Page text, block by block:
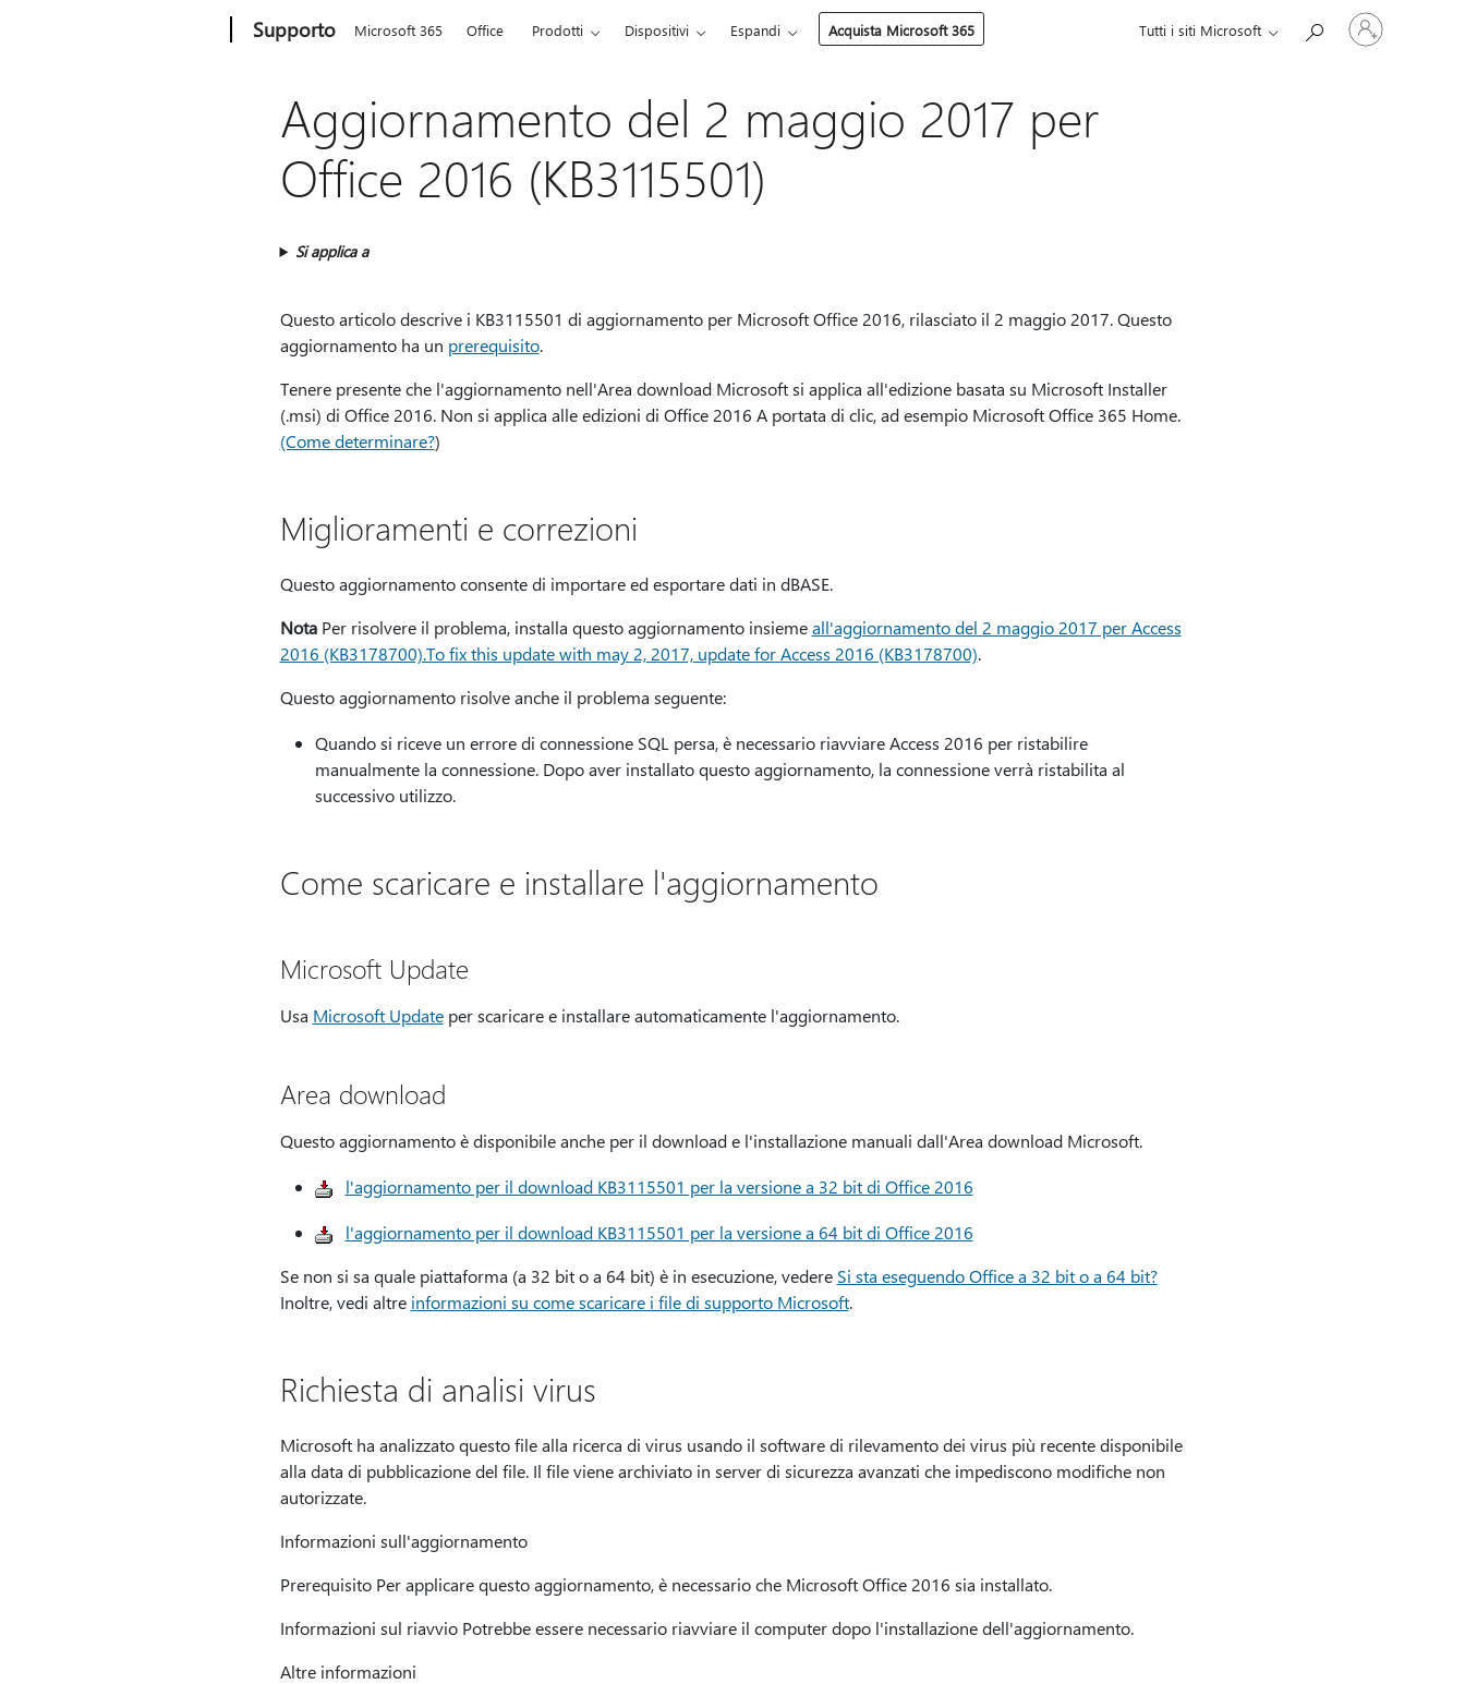
Supporto Microsoft 365 Office Prodotti Dispositivi Espandi Acquista Microsoft 365 Tutti i siti Microsoft
Accedi
con
Aggiornamento del 2 maggio 2017 per
Office 2016 (KB3115501)
Si applica a
Questo articolo descrive i KB3115501 di aggiornamento per Microsoft Office 2016, rilasciato il 2 maggio 2017. Questo
aggiornamento ha un prerequisito.
Tenere presente che l'aggiornamento nell'Area download Microsoft si applica all'edizione basata su Microsoft Installer
(.msi) di Office 2016. Non si applica alle edizioni di Office 2016 A portata di clic, ad esempio Microsoft Office 365 Home.
(Come determinare?)
Miglioramenti e correzioni
Questo aggiornamento consente di importare ed esportare dati in dBASE.
NotaPer risolvere il problema, installa questo aggiornamento insiemeall'aggiornamento del 2 maggio 2017 per Access
2016 (KB3178700).To fix this update with may 2, 2017, update for Access 2016 (KB3178700).
Questo aggiornamento risolve anche il problema seguente:
Quando si riceve un errore di connessione SQL persa, è necessario riavviare Access 2016 per ristabilire
manualmente la connessione. Dopo aver installato questo aggiornamento, la connessione verrà ristabilita al
successivo utilizzo.
Come scaricare e installare l'aggiornamento
Microsoft Update
Usa Microsoft Updateper scaricare e installare automaticamente l'aggiornamento.
Area download
Questo aggiornamento è disponibile anche per il download e l'installazione manuali dall'Area download Microsoft.
l'aggiornamento per il download KB3115501 per la versione a 32 bit di Office 2016
l'aggiornamento per il download KB3115501 per la versione a 64 bit di Office 2016
Se non si sa quale piattaforma (a 32 bit o a 64 bit) è in esecuzione, vedere Si sta eseguendo Office a 32 bit o a 64 bit?
Inoltre, vedi altre informazioni su come scaricare i file di supporto Microsoft.
Richiesta di analisi virus
Microsoft ha analizzato questo file alla ricerca di virus usando il software di rilevamento dei virus più recente disponibile
alla data di pubblicazione del file. Il file viene archiviato in server di sicurezza avanzati che impediscono modifiche non
autorizzate.
Informazioni sull'aggiornamento
Prerequisito Per applicare questo aggiornamento, è necessario che Microsoft Office 2016 sia installato.
Informazioni sul riavvio Potrebbe essere necessario riavviare il computer dopo l'installazione dell'aggiornamento.
Altre informazioni